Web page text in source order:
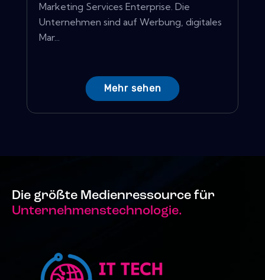
Marketing Services Enterprise. Die
Unternehmen sind auf Werbung, digitales
Mar...
Mehr sehen
Die größte Medienressource für
Unternehmenstechnologie.